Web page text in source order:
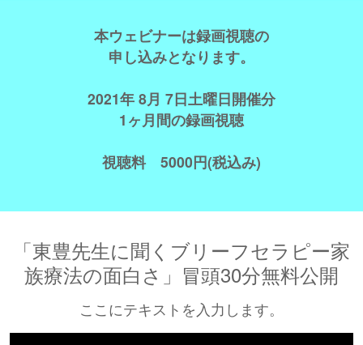
本ウェビナーは録画視聴の
申し込みとなります。
2021年 8月 7日土曜日開催分
1ヶ月間の録画視聴
視聴料 5000円(税込み)
「東豊先生に聞くブリーフセラピー家
族療法の面白さ」冒頭30分無料公開
ここにテキストを入力します。